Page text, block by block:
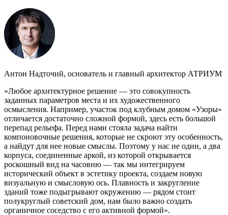
Антон Надточий, основатель и главный архитектор АТРИУМ
«Любое архитектурное решение — это совокупность
заданных параметров места и их художественного
осмысления. Например, участок под клубным домом «Узоры»
отличается достаточно сложной формой, здесь есть большой
перепад рельефа. Перед нами стояла задача найти
компоновочные решения, которые не скроют эту особенность,
а найдут для нее новые смыслы. Поэтому у нас не один, а два
корпуса, соединенные аркой, из которой открывается
роскошный вид на часовню — так мы интегрируем
исторический объект в эстетику проекта, создаем новую
визуальную и смысловую ось. Плавность и закругление
зданий тоже подыгрывают окружению — рядом стоит
полукруглый советский дом, нам было важно создать
органичное соседство с его активной формой».